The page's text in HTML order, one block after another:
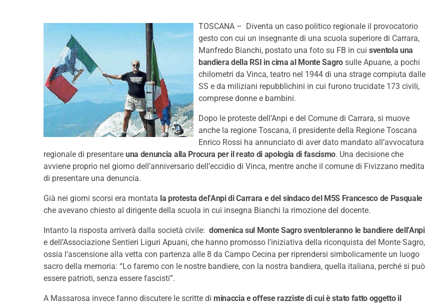
TOSCANA – Diventa un caso politico regionale il provocatorio
gesto con cui un insegnante di una scuola superiore di Carrara,
Manfredo Bianchi, postato una foto su FB in cui sventola una
bandiera della RSI in cima al Monte Sagrosulle Apuane, a pochi
chilometri da Vinca, teatro nel 1944 di una strage compiuta dalle
SS e da miliziani repubblichini in cui furono trucidate 173 civili,
comprese donne e bambini.
Dopo le proteste dell’Anpi e del Comune di Carrara, si muove
anche la regione Toscana, il presidente della Regione Toscana
Enrico Rossi ha annunciato di aver dato mandato all’avvocatura
regionale di presentare una denuncia alla Procura per il reato di apologia di fascismo. Una decisione che
avviene proprio nel giorno dell’anniversario dell’eccidio di Vinca, mentre anche il comune di Fivizzano medita
di presentare una denuncia.
Già nei giorni scorsi era montata la protesta del’Anpi di Carrara e del sindaco del M5S Francesco de Pasquale
che avevano chiesto al dirigente della scuola in cui insegna Bianchi la rimozione del docente.
Intanto la risposta arriverà dalla società civile: domenica sul Monte Sagro sventoleranno le bandiere dell’Anpi
e dell’Associazione Sentieri Liguri Apuani, che hanno promosso l’iniziativa della riconquista del Monte Sagro,
ossia l’ascensione alla vetta con partenza alle 8 da Campo Cecina per riprendersi simbolicamente un luogo
sacro della memoria: “Lo faremo con le nostre bandiere, con la nostra bandiera, quella italiana, perché si può
essere patrioti, senza essere fascisti”.
A Massarosa invece fanno discutere le scritte di minaccia e offese razziste di cui è stato fatto oggetto il